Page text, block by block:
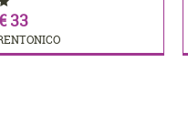
33